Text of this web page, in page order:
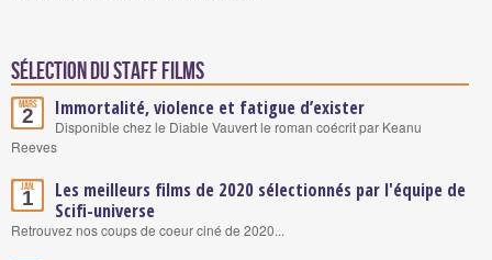
Sélection du staff Films
Mars
2 Immortalité, violence et fatigue d’exister
Disponible chez le Diable Vauvert le roman coécrit par Keanu
Reeves
Jan.
1
Les meilleurs films de 2020 sélectionnés par l'équipe de
Scifi-universe
Retrouvez nos coups de coeur ciné de 2020...